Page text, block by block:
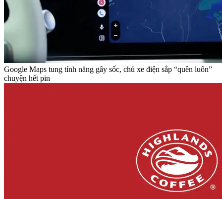
Google Maps tung tính năng gây sốc, chủ xe điện sắp “quên luôn”
chuyện hết pin